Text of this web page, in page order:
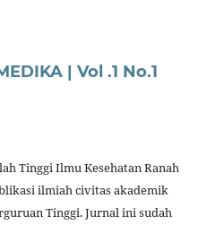
| Vol .1 No.1
Tinggi Ilmu Kesehatan Ranah
ilmiah civitas akademik
Tinggi. Jurnal ini sudah